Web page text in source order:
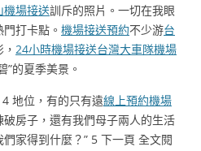
機場接送訓斥的照片。一切在我眼
打卡點。 機場接送預約不少游台
24小時機場接送台灣大車隊機場
”的夏季美景。
地位，有的只有遠線上預約機場
房子，還有我們母子兩人的生活
們家得到什麼？” 5 下一頁 全文閱